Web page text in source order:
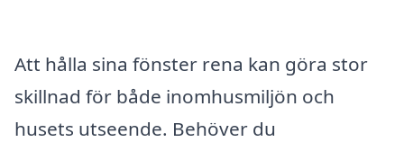
Att hålla sina fönster rena kan göra stor
skillnad för både inomhusmiljön och
husets utseende. Behöver du